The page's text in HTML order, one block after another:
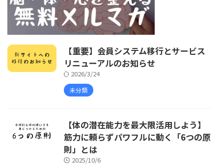
【重要】会員システム移行とサービス
リニューアルのお知らせ
2026/3/24
未分類
【体の潜在能力を最大限活用しよう】
筋力に頼らずパワフルに動く「6つの原
則」とは
2025/10/6